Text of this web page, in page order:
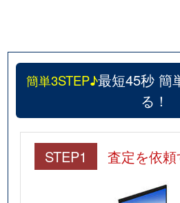
簡単3STEP♪最短45秒 簡
る！
STEP1 査定を依頼